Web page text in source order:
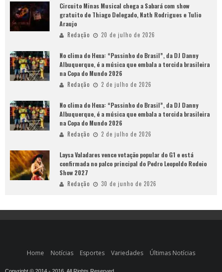
Circuito Minas Musical chega a Sabará com show
gratuito de Thiago Delegado, Nath Rodrigues e Tulio
Araujo
Redação 20 de julho de 2026
No clima do Hexa: “Passinho do Brasil”, da DJ Danny
Albuquerque, é a música que embala a torcida brasileira
na Copa do Mundo 2026
Redação 2 de julho de 2026
No clima do Hexa: “Passinho do Brasil”, da DJ Danny
Albuquerque, é a música que embala a torcida brasileira
na Copa do Mundo 2026
Redação 2 de julho de 2026
Laysa Valadares vence votação popular do G1 e está
confirmada no palco principal do Pedro Leopoldo Rodeio
Show 2027
Redação 30 de junho de 2026
Home Notícias Esportes Variedades Últimas Notícias